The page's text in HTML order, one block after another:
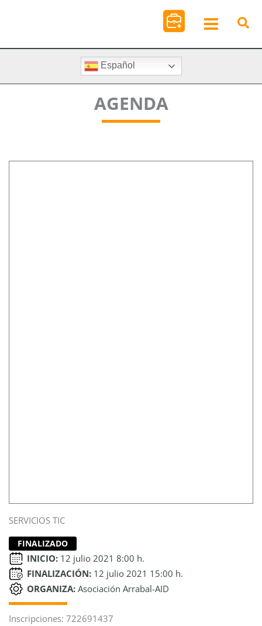
Español
AGENDA
SERVICIOS TIC
FINALIZADO
INICIO: 12 julio 2021 8:00 h.
FINALIZACIÓN: 12 julio 2021 15:00 h.
ORGANIZA: Asociación Arrabal-AID
Inscripciones: 722691437